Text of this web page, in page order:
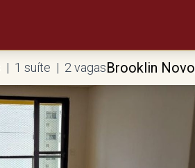
| 1 suíte | 2 vagasBrooklin Novo